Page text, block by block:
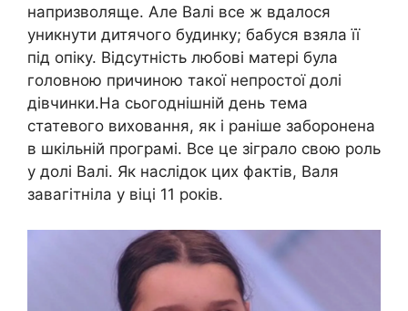
напризволяще. Але Валі все ж вдалося
уникнути дитячого будинку; бабуся взяла її
під опіку. Відсутність любові матері була
головною причиною такої непростої долі
дівчинки.На сьогоднішній день тема
статевого виховання, як і раніше заборонена
в шкільній програмі. Все це зіграло свою роль
у долі Валі. Як наслідок цих фактів, Валя
завагітніла у віці 11 років.